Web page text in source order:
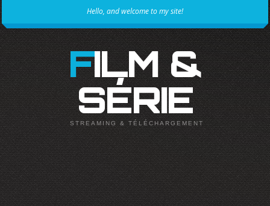
Hello, and welcome to my site!
FILM &
SÉRIE
STREAMING & TÉLÉCHARGEMENT